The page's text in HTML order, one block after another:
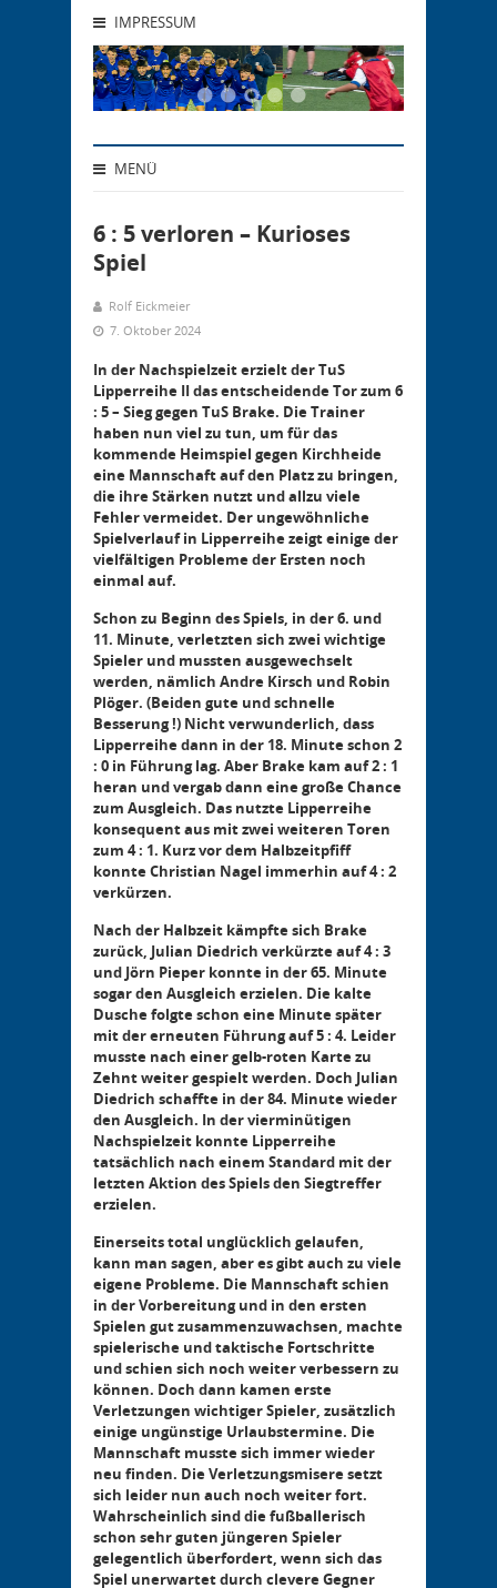
IMPRESSUM
MENÜ
6 : 5 verloren – Kurioses
Spiel
Rolf Eickmeier
7. Oktober 2024
In der Nachspielzeit erzielt der TuS
Lipperreihe II das entscheidende Tor zum 6
: 5 – Sieg gegen TuS Brake. Die Trainer
haben nun viel zu tun, um für das
kommende Heimspiel gegen Kirchheide
eine Mannschaft auf den Platz zu bringen,
die ihre Stärken nutzt und allzu viele
Fehler vermeidet. Der ungewöhnliche
Spielverlauf in Lipperreihe zeigt einige der
vielfältigen Probleme der Ersten noch
einmal auf.
Schon zu Beginn des Spiels, in der 6. und
11. Minute, verletzten sich zwei wichtige
Spieler und mussten ausgewechselt
werden, nämlich Andre Kirsch und Robin
Plöger. (Beiden gute und schnelle
Besserung !) Nicht verwunderlich, dass
Lipperreihe dann in der 18. Minute schon 2
: 0 in Führung lag. Aber Brake kam auf 2 : 1
heran und vergab dann eine große Chance
zum Ausgleich. Das nutzte Lipperreihe
konsequent aus mit zwei weiteren Toren
zum 4 : 1. Kurz vor dem Halbzeitpfiff
konnte Christian Nagel immerhin auf 4 : 2
verkürzen.
Nach der Halbzeit kämpfte sich Brake
zurück, Julian Diedrich verkürzte auf 4 : 3
und Jörn Pieper konnte in der 65. Minute
sogar den Ausgleich erzielen. Die kalte
Dusche folgte schon eine Minute später
mit der erneuten Führung auf 5 : 4. Leider
musste nach einer gelb-roten Karte zu
Zehnt weiter gespielt werden. Doch Julian
Diedrich schaffte in der 84. Minute wieder
den Ausgleich. In der vierminütigen
Nachspielzeit konnte Lipperreihe
tatsächlich nach einem Standard mit der
letzten Aktion des Spiels den Siegtreffer
erzielen.
Einerseits total unglücklich gelaufen,
kann man sagen, aber es gibt auch zu viele
eigene Probleme. Die Mannschaft schien
in der Vorbereitung und in den ersten
Spielen gut zusammenzuwachsen, machte
spielerische und taktische Fortschritte
und schien sich noch weiter verbessern zu
können. Doch dann kamen erste
Verletzungen wichtiger Spieler, zusätzlich
einige ungünstige Urlaubstermine. Die
Mannschaft musste sich immer wieder
neu finden. Die Verletzungsmisere setzt
sich leider nun auch noch weiter fort.
Wahrscheinlich sind die fußballerisch
schon sehr guten jüngeren Spieler
gelegentlich überfordert, wenn sich das
Spiel unerwartet durch clevere Gegner